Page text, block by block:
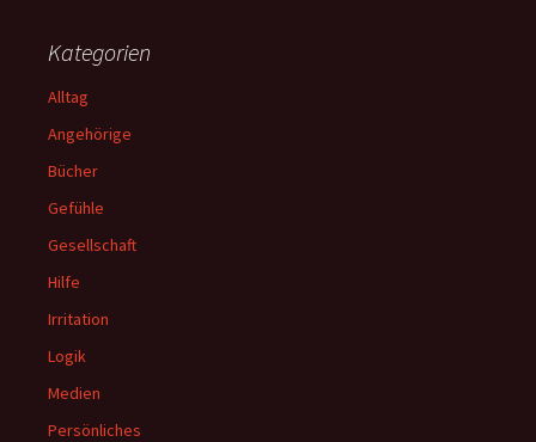
Kategorien
Alltag
Angehörige
Bücher
Gefühle
Gesellschaft
Hilfe
Irritation
Logik
Medien
Persönliches